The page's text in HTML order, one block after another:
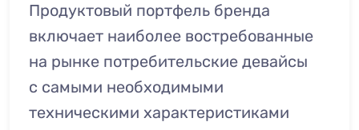
Продуктовый портфель бренда
включает наиболее востребованные
на рынке потребительские девайсы
с самыми необходимыми
техническими характеристиками